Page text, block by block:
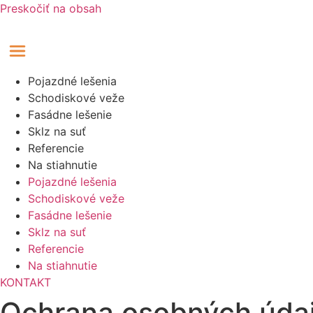
Preskočiť na obsah
Pojazdné lešenia
Schodiskové veže
Fasádne lešenie
Sklz na suť
Referencie
Na stiahnutie
Pojazdné lešenia
Schodiskové veže
Fasádne lešenie
Sklz na suť
Referencie
Na stiahnutie
KONTAKT